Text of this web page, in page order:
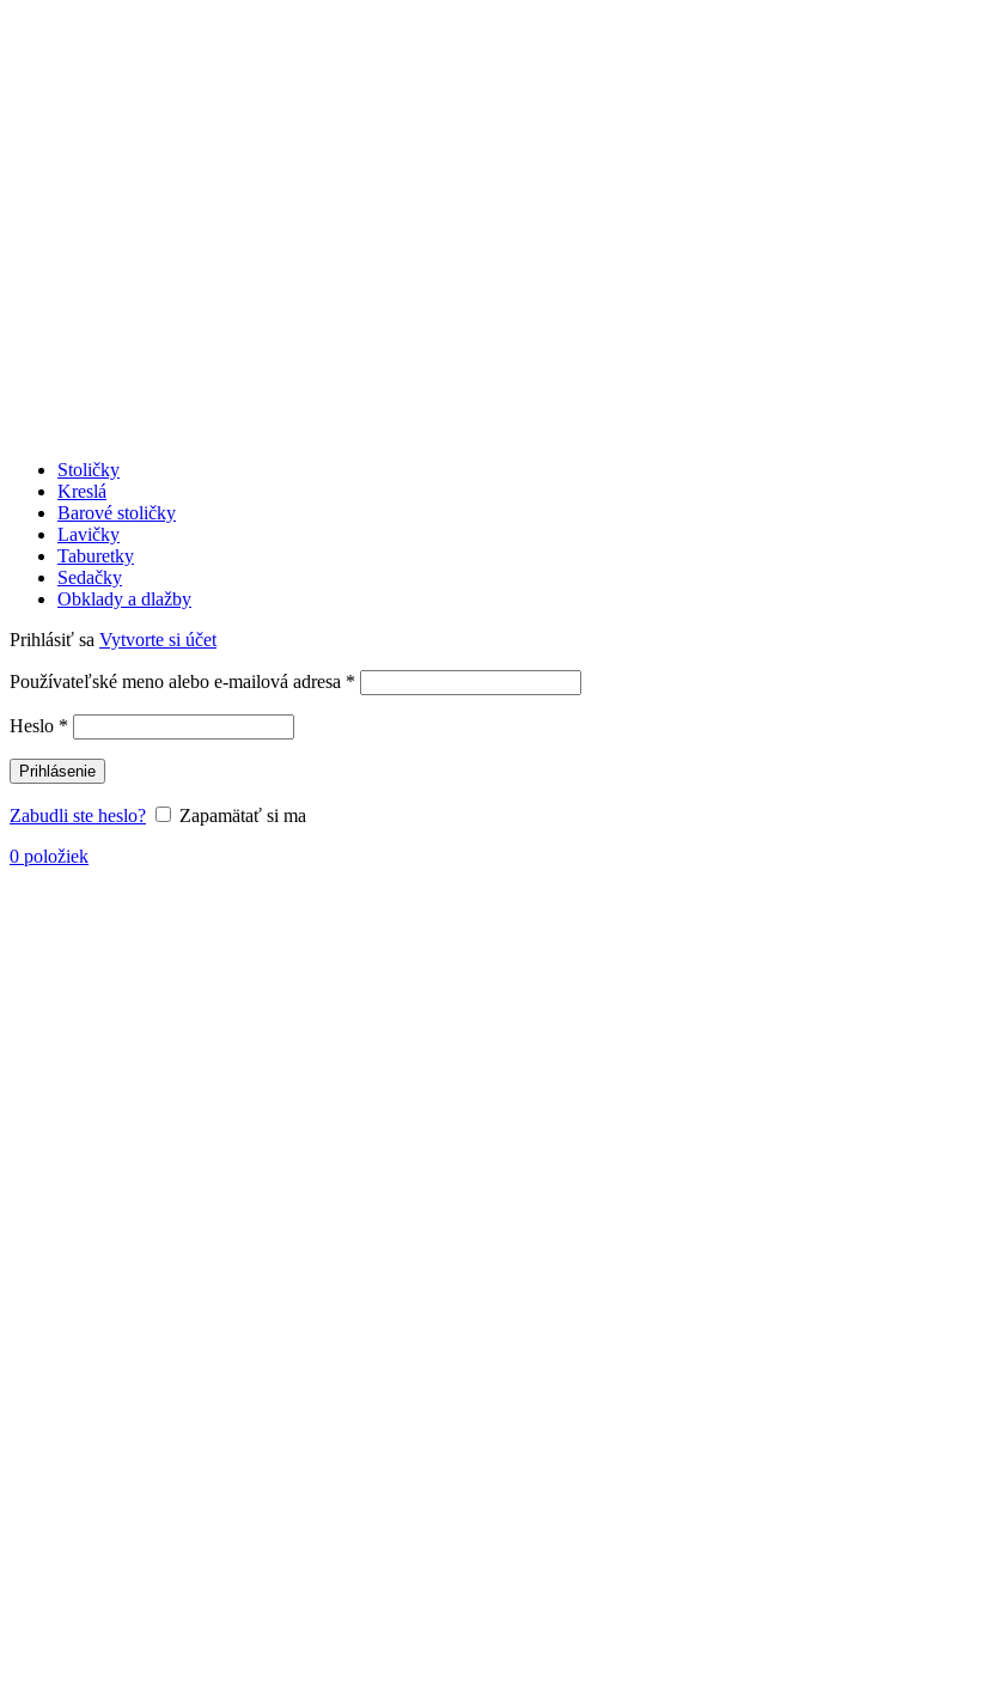
Stoličky
Kreslá
Barové stoličky
Lavičky
Taburetky
Sedačky
Obklady a dlažby
Prihlásiť sa Vytvorte si účet
Používateľské meno alebo e-mailová adresa *
Heslo *
Prihlásenie
Zabudli ste heslo?
Zapamätať si ma
0 položiek